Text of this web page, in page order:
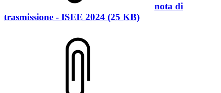
nota di
trasmissione - ISEE 2024 (25 KB)